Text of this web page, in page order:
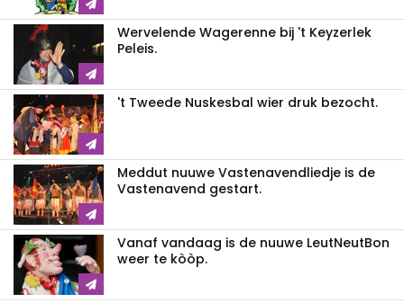
Wervelende Wagerenne bij 't Keyzerlek
Peleis.
't Tweede Nuskesbal wier druk bezocht.
Meddut nuuwe Vastenavendliedje is de
Vastenavend gestart.
Vanaf vandaag is de nuuwe LeutNeutBon
weer te kòòp.